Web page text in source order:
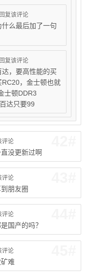
回复该评论
么最后加了一句
回复该评论
，要高性能的买
，金士顿也就
士顿DDR3
达只要99
评论
没更新过啊
评论
朋友圈
评论
国产的吗？
评论
难